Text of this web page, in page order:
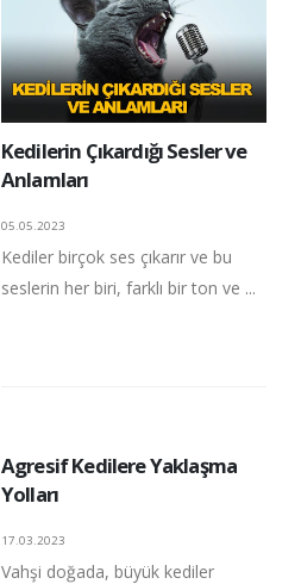
Kedilerin Çıkardığı Sesler ve
Anlamları
05.05.2023
Kediler birçok ses çıkarır ve bu
seslerin her biri, farklı bir ton ve ...
Agresif Kedilere Yaklaşma
Yolları
17.03.2023
Vahşi doğada, büyük kediler